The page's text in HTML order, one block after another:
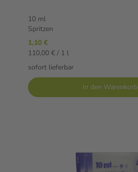
10 ml
Spritzen
1,10 €
110,00 € / 1 l
sofort lieferbar
In den Warenkorb